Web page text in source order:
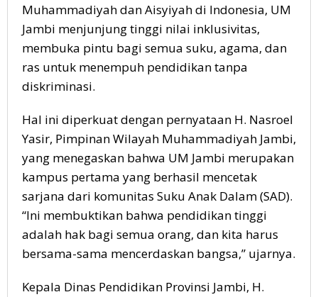
Muhammadiyah dan Aisyiyah di Indonesia, UM
Jambi menjunjung tinggi nilai inklusivitas,
membuka pintu bagi semua suku, agama, dan
ras untuk menempuh pendidikan tanpa
diskriminasi.
Hal ini diperkuat dengan pernyataan H. Nasroel
Yasir, Pimpinan Wilayah Muhammadiyah Jambi,
yang menegaskan bahwa UM Jambi merupakan
kampus pertama yang berhasil mencetak
sarjana dari komunitas Suku Anak Dalam (SAD).
“Ini membuktikan bahwa pendidikan tinggi
adalah hak bagi semua orang, dan kita harus
bersama-sama mencerdaskan bangsa,” ujarnya.
Kepala Dinas Pendidikan Provinsi Jambi, H.